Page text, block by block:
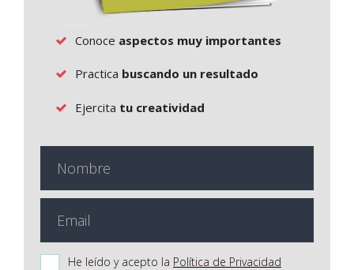
Conoce aspectos muy importantes
Practica buscando un resultado
Ejercita tu creatividad
He leído y acepto la Política de Privacidad